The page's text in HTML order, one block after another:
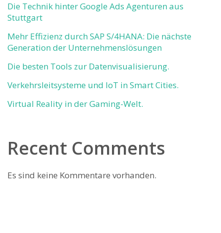
Die Technik hinter Google Ads Agenturen aus
Stuttgart
Mehr Effizienz durch SAP S/4HANA: Die nächste
Generation der Unternehmenslösungen
Die besten Tools zur Datenvisualisierung.
Verkehrsleitsysteme und IoT in Smart Cities.
Virtual Reality in der Gaming-Welt.
Recent Comments
Es sind keine Kommentare vorhanden.